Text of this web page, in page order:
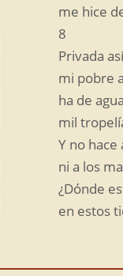
me hice
8
Privada
mi pobre
ha de
mil
Y no hace
ni a los
¿Dónde
en estos